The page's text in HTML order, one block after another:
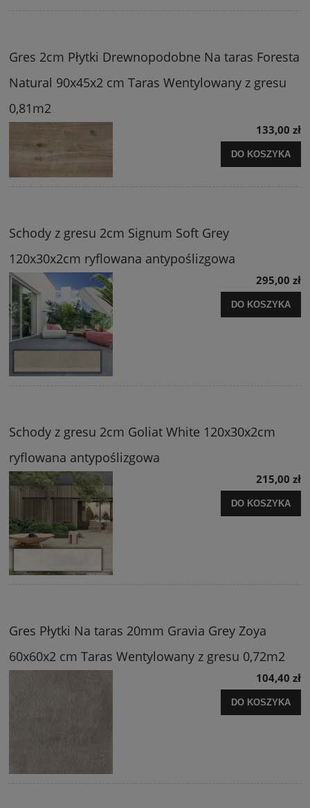
Gres 2cm Płytki Drewnopodobne Na taras Foresta
Natural 90x45x2 cm Taras Wentylowany z gresu
0,81m2
133,00 zł
DO KOSZYKA
Schody z gresu 2cm Signum Soft Grey
120x30x2cm ryflowana antypoślizgowa
295,00 zł
DO KOSZYKA
Schody z gresu 2cm Goliat White 120x30x2cm
ryflowana antypoślizgowa
215,00 zł
DO KOSZYKA
Gres Płytki Na taras 20mm Gravia Grey Zoya
60x60x2 cm Taras Wentylowany z gresu 0,72m2
104,40 zł
DO KOSZYKA